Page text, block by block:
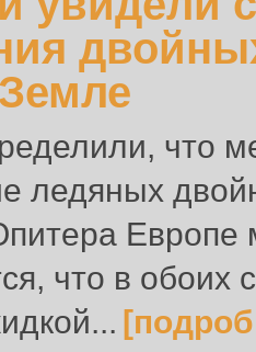
что
ледяных
что в обоих